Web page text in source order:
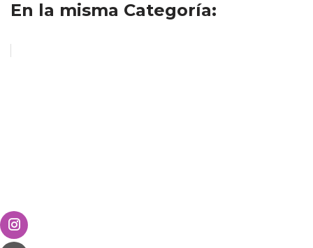
En la misma Categoría: